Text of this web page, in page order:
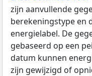
zijn aanvullende
berekeningstype en
energielabel. De
gebaseerd op een
datum kunnen
zijn gewijzigd of